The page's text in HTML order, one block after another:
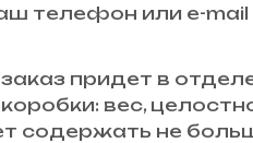
телефон или e-
придет в
вес,
содержать не